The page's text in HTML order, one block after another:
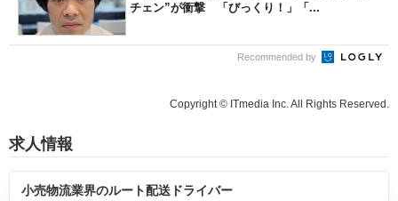
チェン”が衝撃 「びっくり！」「...
Recommended by
Copyright © ITmedia Inc. All Rights Reserved.
求人情報
小売物流業界のルート配送ドライバー